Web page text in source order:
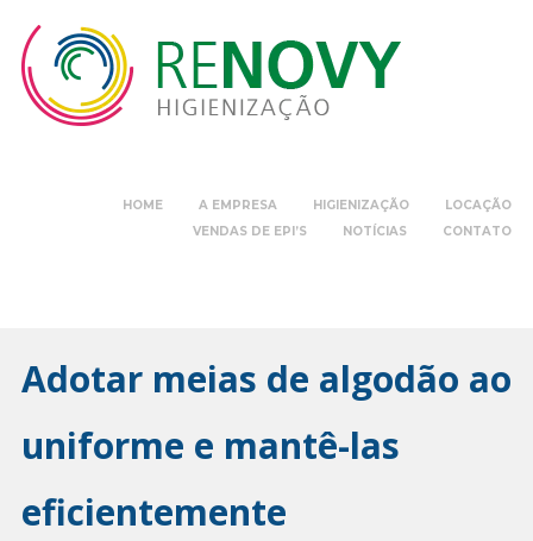
HOME A EMPRESA HIGIENIZAÇÃO
LOCAÇÃO
VENDAS DE EPI’S
NOTÍCIAS CONTATO
Adotar meias de algodão ao
uniforme e mantê-las
eficientemente